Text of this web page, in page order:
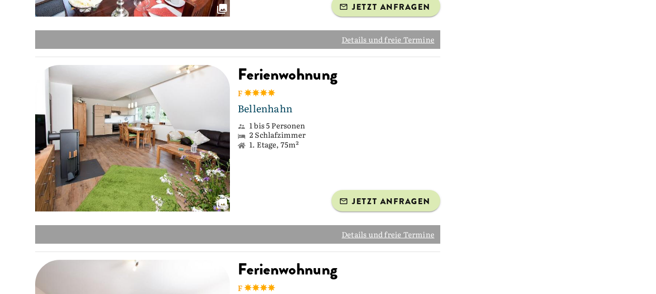
JETZT ANFRAGEN
Details und freie Termine
Ferienwohnung
F
Bellenhahn
1 bis 5 Personen
2 Schlafzimmer
1. Etage, 75m²
JETZT ANFRAGEN
Details und freie Termine
Ferienwohnung
F